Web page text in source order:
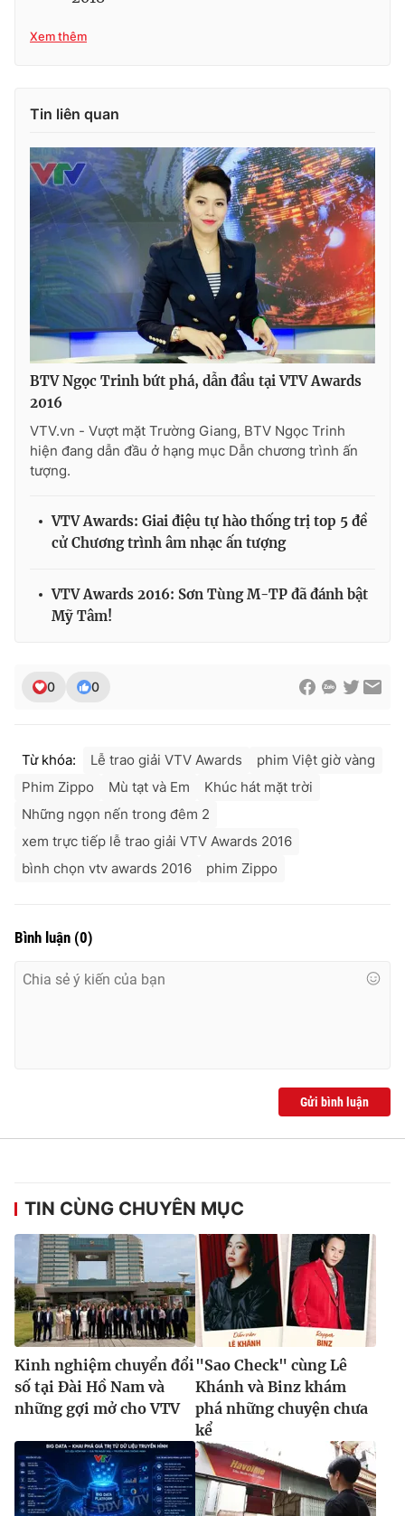
Xem thêm
Tin liên quan
BTV Ngọc Trinh bứt phá, dẫn đầu tại VTV Awards
2016
VTV.vn - Vượt mặt Trường Giang, BTV Ngọc Trinh
hiện đang dẫn đầu ở hạng mục Dẫn chương trình ấn
tượng.
VTV Awards: Giai điệu tự hào thống trị top 5 đề
cử Chương trình âm nhạc ấn tượng
VTV Awards 2016: Sơn Tùng M-TP đã đánh bật
Mỹ Tâm!
0 0
Từ khóa: Lễ trao giải VTV Awards
phim Việt giờ vàng
Phim Zippo
Mù tạt và Em
Khúc hát mặt trời
Những ngọn nến trong đêm 2
xem trực tiếp lễ trao giải VTV Awards 2016
bình chọn vtv awards 2016
phim Zippo
Bình luận (0)
Gửi bình luận
TIN CÙNG CHUYÊN MỤC
Kinh nghiệm chuyển đổi
số tại Đài Hồ Nam và
những gợi mở cho VTV
"Sao Check" cùng Lê
Khánh và Binz khám
phá những chuyện chưa
kể